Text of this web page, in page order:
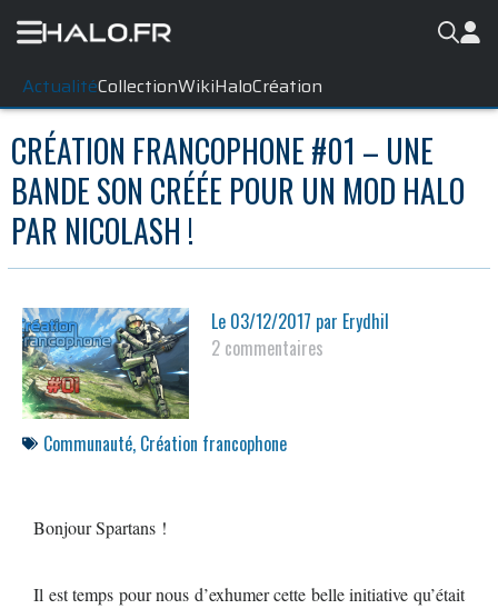
ActualitéCollectionWikiHaloCréation
CRÉATION FRANCOPHONE #01 – UNE
BANDE SON CRÉÉE POUR UN MOD HALO
PAR NICOLASH !
Le 03/12/2017 par Erydhil
2 commentaires
Communauté, Création francophone
Bonjour Spartans !
Il est temps pour nous d’exhumer cette belle initiative qu’était